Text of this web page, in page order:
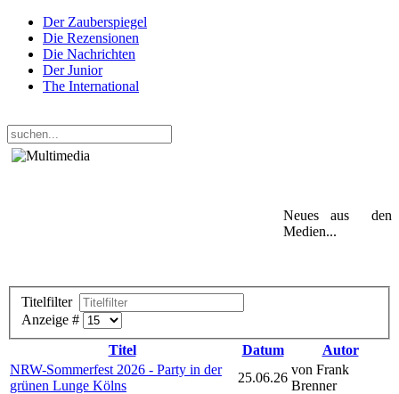
Der Zauberspiegel
Die Rezensionen
Die Nachrichten
Der Junior
The International
Neues aus den
Medien...
Titelfilter
Anzeige #
Titel
Datum
Autor
NRW-Sommerfest 2026 - Party in der
grünen Lunge Kölns
25.06.26
von Frank
Brenner